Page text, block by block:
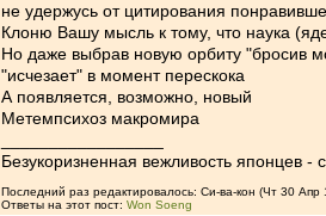
не удержусь от цитирования
Клоню Вашу мысль к тому, что наука
Но даже выбрав новую орбиту "бросив
"исчезает" в момент перескока
А появляется, возможно, новый
Метемпсихоз макромира
Безукоризненная вежливость японцев -
Последний раз редактировалось: Си-ва-кон (Чт 30 Апр
Ответы на этот пост: Won Soeng